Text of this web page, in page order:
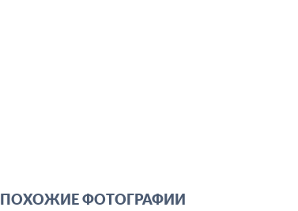
ПОХОЖИЕ ФОТОГРАФИИ